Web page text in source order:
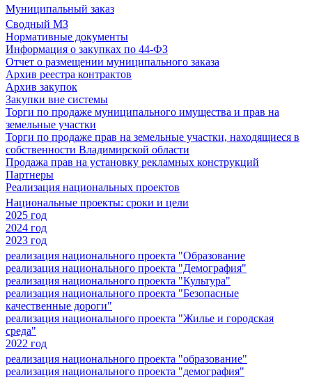
Муниципальный заказ
Сводный МЗ
Нормативные документы
Информация о закупках по 44-ФЗ
Отчет о размещении муниципального заказа
Архив реестра контрактов
Архив закупок
Закупки вне системы
Торги по продаже муниципального имущества и прав на
земельные участки
Торги по продаже прав на земельные участки, находящиеся в
собственности Владимирской области
Продажа прав на установку рекламных конструкций
Партнеры
Реализация национальных проектов
Национальные проекты: сроки и цели
2025 год
2024 год
2023 год
реализация национального проекта "Образование
реализация национального проекта "Демография"
реализация национального проекта "Культура"
реализация национального проекта "Безопасные
качественные дороги"
реализация национального проекта "Жилье и городская
среда"
2022 год
реализация национального проекта "образование"
реализация национального проекта "демография"